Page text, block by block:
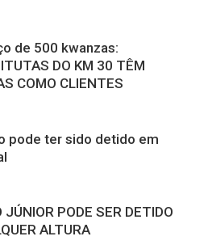
de 500 kwanzas:
DO KM 30 TÊM
COMO CLIENTES
pode ter sido detido em
JÚNIOR PODE SER DETIDO
ALTURA